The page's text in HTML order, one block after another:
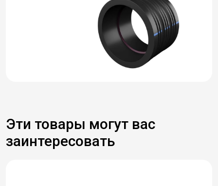
Эти товары могут вас
заинтересовать